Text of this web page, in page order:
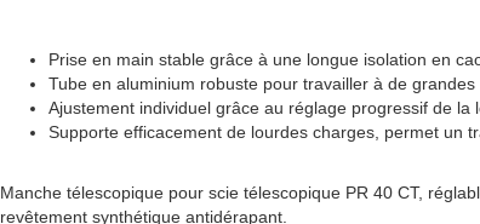
Prise en main stable grâce à une longue isolation en
Tube en aluminium robuste pour travailler à de grandes
Ajustement individuel grâce au réglage progressif de la
Supporte efficacement de lourdes charges, permet un
Manche télescopique pour scie télescopique PR 40 CT,
revêtement synthétique antidérapant.